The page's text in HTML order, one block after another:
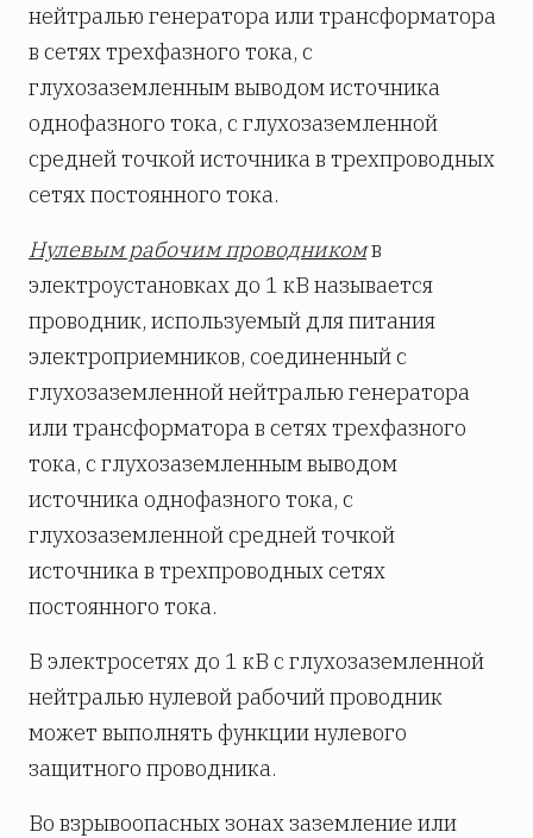
нейтралью генератора или трансформатора
в сетях трехфазного тока, с
глухозаземленным выводом источника
однофазного тока, с глухозаземленной
средней точкой источника в трехпроводных
сетях постоянного тока.
Нулевым рабочим проводникомв
электроустановках до 1 кВ называется
проводник, используемый для питания
электроприемников, соединенный с
глухозаземленной нейтралью генератора
или трансформатора в сетях трехфазного
тока, с глухозаземленным выводом
источника однофазного тока, с
глухозаземленной средней точкой
источника в трехпроводных сетях
постоянного тока.
В электросетях до 1 кВ с глухозаземленной
нейтралью нулевой рабочий проводник
может выполнять функции нулевого
защитного проводника.
Во взрывоопасных зонах заземление или